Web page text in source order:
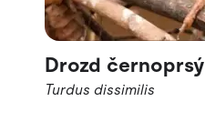
Drozd černoprsý
Turdus dissimilis